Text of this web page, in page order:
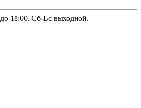
до 18:00. Сб-Вс выходной.